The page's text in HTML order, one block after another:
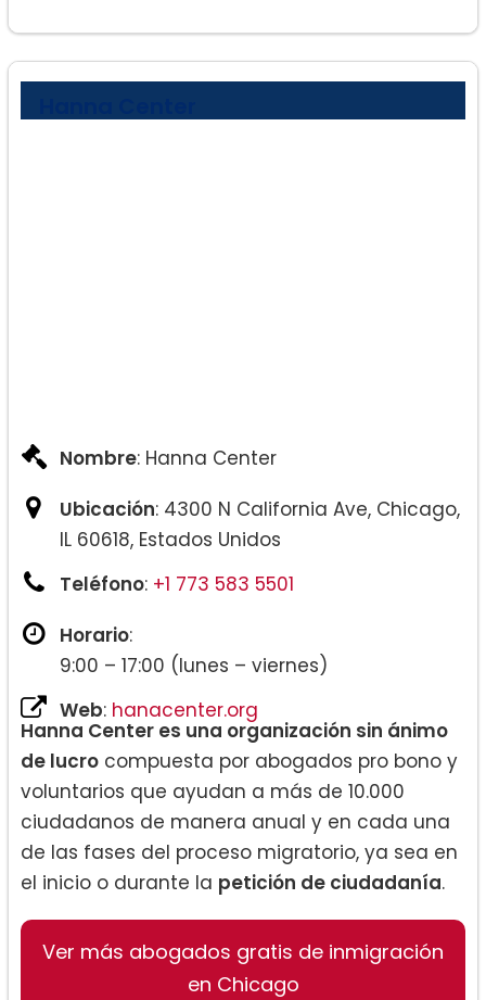
Nombre: Hanna Center
Ubicación: 4300 N California Ave, Chicago,
IL 60618, Estados Unidos
Teléfono: +1 773 583 5501
Horario:
9:00 – 17:00 (lunes – viernes)
Web: hanacenter.org
Hanna Center es una organización sin ánimo
de lucro compuesta por abogados pro bono y
voluntarios que ayudan a más de 10.000
ciudadanos de manera anual y en cada una
de las fases del proceso migratorio, ya sea en
el inicio o durante la petición de ciudadanía.
Ver más abogados gratis de inmigración
en Chicago